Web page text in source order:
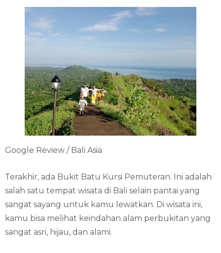
Google Review / Bali Asia
Terakhir, ada Bukit Batu Kursi Pemuteran. Ini adalah
salah satu tempat wisata di Bali selain pantai yang
sangat sayang untuk kamu lewatkan. Di wisata ini,
kamu bisa melihat keindahan alam perbukitan yang
sangat asri, hijau, dan alami.